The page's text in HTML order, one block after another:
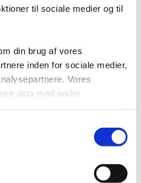
til sociale medier og til
din brug af vores
inden for sociale medier,
Vores
data med andre